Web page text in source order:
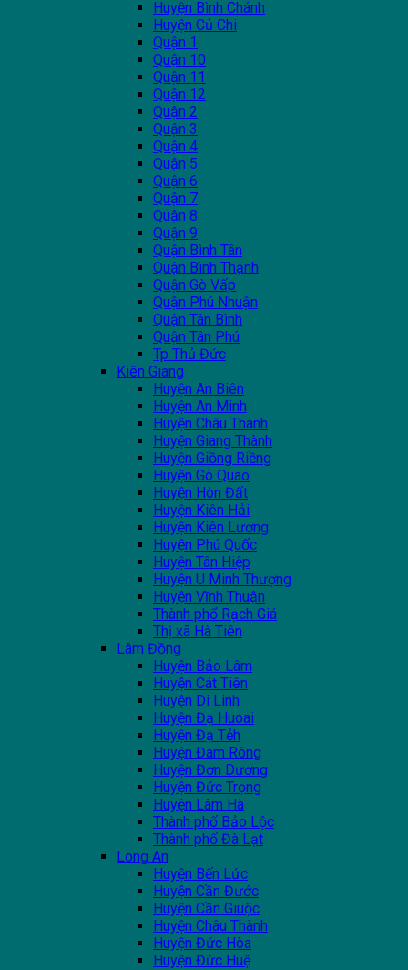
Huyện Bình Chánh
Huyện Củ Chi
Quận 1
Quận 10
Quận 11
Quận 12
Quận 2
Quận 3
Quận 4
Quận 5
Quận 6
Quận 7
Quận 8
Quận 9
Quận Bình Tân
Quận Bình Thạnh
Quận Gò Vấp
Quận Phú Nhuận
Quận Tân Bình
Quận Tân Phú
Tp Thủ Đức
Kiên Giang
Huyện An Biên
Huyện An Minh
Huyện Châu Thành
Huyện Giang Thành
Huyện Giồng Riềng
Huyện Gò Quao
Huyện Hòn Đất
Huyện Kiên Hải
Huyện Kiên Lương
Huyện Phú Quốc
Huyện Tân Hiệp
Huyện U Minh Thượng
Huyện Vĩnh Thuận
Thành phổ Rạch Giá
Thị xã Hà Tiên
Lâm Đồng
Huyện Bảo Lâm
Huyện Cát Tiên
Huyện Di Linh
Huyện Đạ Huoai
Huyện Đạ Tẻh
Huyện Đam Rông
Huyện Đơn Dương
Huyện Đức Trọng
Huyện Lâm Hà
Thành phố Bảo Lộc
Thành phố Đà Lạt
Long An
Huyện Bến Lức
Huyện Cần Đước
Huyện Cần Giuộc
Huyện Châu Thành
Huyện Đức Hòa
Huyện Đức Huệ